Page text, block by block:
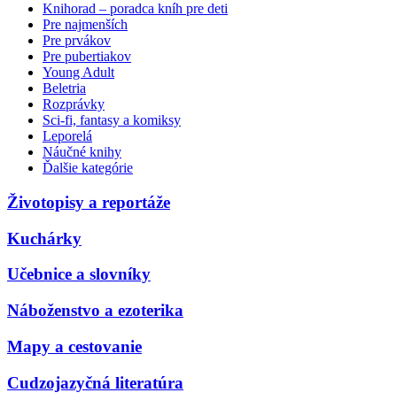
Knihorad – poradca kníh pre deti
Pre najmenších
Pre prvákov
Pre pubertiakov
Young Adult
Beletria
Rozprávky
Sci-fi, fantasy a komiksy
Leporelá
Náučné knihy
Ďalšie kategórie
Životopisy a reportáže
Kuchárky
Učebnice a slovníky
Náboženstvo a ezoterika
Mapy a cestovanie
Cudzojazyčná literatúra